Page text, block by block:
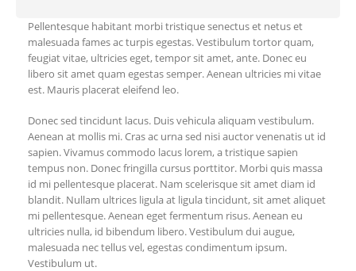
Pellentesque habitant morbi tristique senectus et netus et
malesuada fames ac turpis egestas. Vestibulum tortor quam,
feugiat vitae, ultricies eget, tempor sit amet, ante. Donec eu
libero sit amet quam egestas semper. Aenean ultricies mi vitae
est. Mauris placerat eleifend leo.
Donec sed tincidunt lacus. Duis vehicula aliquam vestibulum.
Aenean at mollis mi. Cras ac urna sed nisi auctor venenatis ut id
sapien. Vivamus commodo lacus lorem, a tristique sapien
tempus non. Donec fringilla cursus porttitor. Morbi quis massa
id mi pellentesque placerat. Nam scelerisque sit amet diam id
blandit. Nullam ultrices ligula at ligula tincidunt, sit amet aliquet
mi pellentesque. Aenean eget fermentum risus. Aenean eu
ultricies nulla, id bibendum libero. Vestibulum dui augue,
malesuada nec tellus vel, egestas condimentum ipsum.
Vestibulum ut.